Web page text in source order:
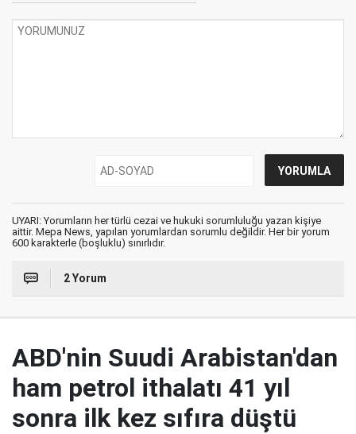
UYARI: Yorumların her türlü cezai ve hukuki sorumluluğu yazan kişiye
aittir. Mepa News, yapılan yorumlardan sorumlu değildir. Her bir yorum
600 karakterle (boşluklu) sınırlıdır.
2 Yorum
ABD'nin Suudi Arabistan'dan
ham petrol ithalatı 41 yıl
sonra ilk kez sıfıra düştü